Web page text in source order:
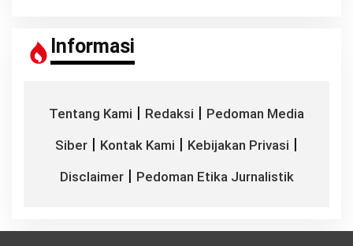
Informasi
Tentang Kami | Redaksi | Pedoman Media
Siber | Kontak Kami | Kebijakan Privasi |
Disclaimer| Pedoman Etika Jurnalistik